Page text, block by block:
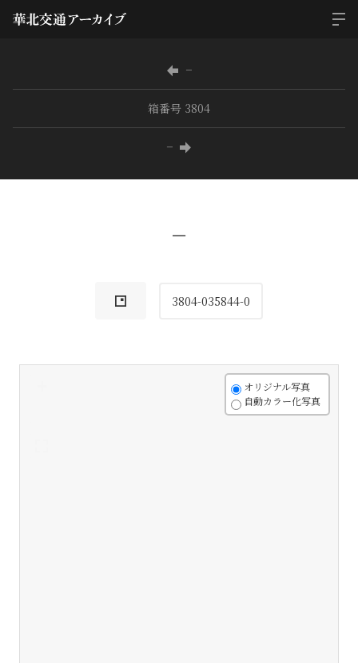
−
箱番号 3804
−
−
3804-035844-0
オリジナル写真
自動カラー化写真